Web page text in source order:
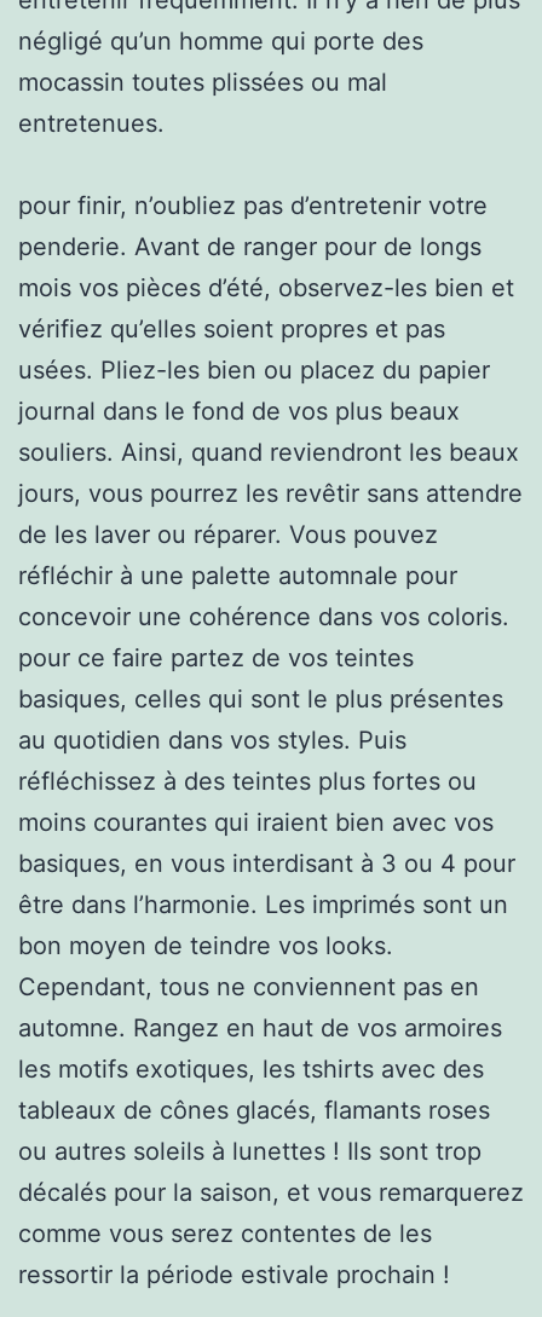
négligé qu’un homme qui porte des
mocassin toutes plissées ou mal
entretenues.
pour finir, n’oubliez pas d’entretenir votre
penderie. Avant de ranger pour de longs
mois vos pièces d’été, observez-les bien et
vérifiez qu’elles soient propres et pas
usées. Pliez-les bien ou placez du papier
journal dans le fond de vos plus beaux
souliers. Ainsi, quand reviendront les beaux
jours, vous pourrez les revêtir sans attendre
de les laver ou réparer. Vous pouvez
réfléchir à une palette automnale pour
concevoir une cohérence dans vos coloris.
pour ce faire partez de vos teintes
basiques, celles qui sont le plus présentes
au quotidien dans vos styles. Puis
réfléchissez à des teintes plus fortes ou
moins courantes qui iraient bien avec vos
basiques, en vous interdisant à 3 ou 4 pour
être dans l’harmonie. Les imprimés sont un
bon moyen de teindre vos looks.
Cependant, tous ne conviennent pas en
automne. Rangez en haut de vos armoires
les motifs exotiques, les tshirts avec des
tableaux de cônes glacés, flamants roses
ou autres soleils à lunettes ! Ils sont trop
décalés pour la saison, et vous remarquerez
comme vous serez contentes de les
ressortir la période estivale prochain !